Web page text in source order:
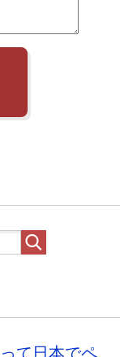
て日本でペ